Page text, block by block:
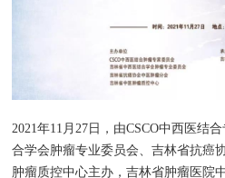
2021年11月27日，由CSCO中西医结
合学会肿瘤专业委员会、吉林省抗癌
肿瘤质控中心主办，吉林省肿瘤医院